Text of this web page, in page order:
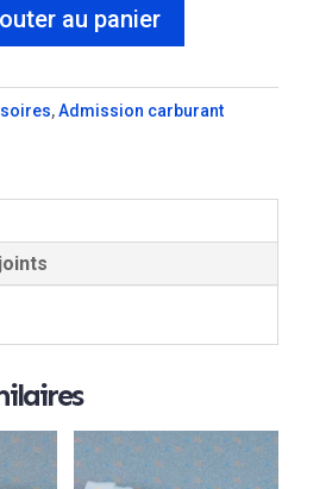
au panier
,Admission carburant